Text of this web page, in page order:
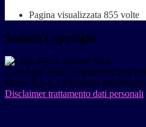
Pagina visualizzata 855 volte
Sezione Copyright
Copyright 2026 | Engineered and
Parma S.p.A. | Divisione
Disclaimer trattamento dati personali